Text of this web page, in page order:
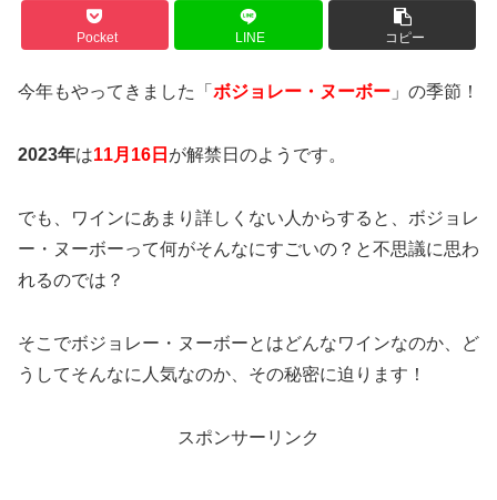
Pocket LINE コピー
今年もやってきました「 ボジョレー・ヌーボー 」の季節！
2023年は11月16日 が解禁日のようです。
でも、ワインにあまり詳しくない人からすると、 ボジョレ
ー・ヌーボーって何がそんなにすごいの？と不思議に思わ
れるのでは？
そこでボジョレー・ヌーボーとはどんなワインなのか、ど
うしてそんなに人気なのか、その秘密に迫ります！
スポンサーリンク